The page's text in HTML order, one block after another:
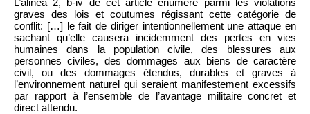
graves des lois et coutumes régissant cette catégorie de
conflit: […] le fait de diriger intentionnellement une attaque en
sachant qu’elle causera incidemment des pertes en vies
humaines dans la population civile, des blessures aux
personnes civiles, des dommages aux biens de caractère
civil, ou des dommages étendus, durables et graves à
l’environnement naturel qui seraient manifestement excessifs
par rapport à l’ensemble de l’avantage militaire concret et
direct attendu.